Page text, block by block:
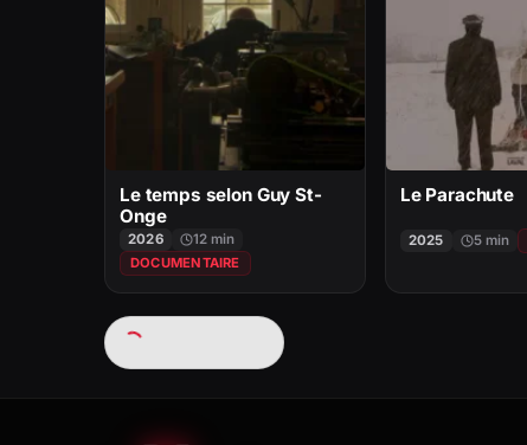
Le temps selon Guy St-
Onge
2026
12 min
DOCUMENTAIRE
Le Parachute
2025 5 min